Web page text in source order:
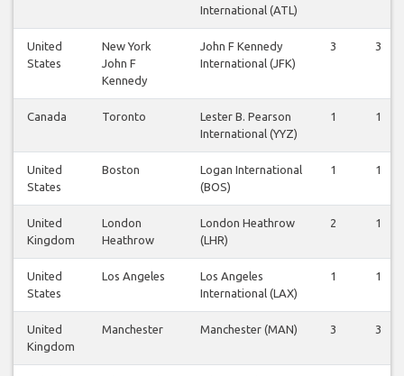
International (ATL)
United
States
New York
John F
Kennedy
John F Kennedy
International (JFK)
3 3
Canada Toronto
Lester B. Pearson
International (YYZ)
1 1
United
States
Boston
Logan International
(BOS)
1 1
United
Kingdom
London
Heathrow
London Heathrow
(LHR)
2 1
United
States
Los Angeles
Los Angeles
International (LAX)
1 1
United
Kingdom
Manchester Manchester (MAN) 3 3